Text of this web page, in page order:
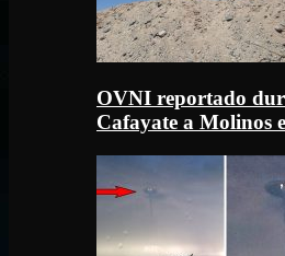
OVNI reportado
Cafayate a Molinos